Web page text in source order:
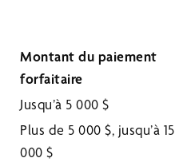
Montant du paiement
forfaitaire
Jusqu’à 5 000 $
Plus de 5 000 $, jusqu’à 15
000 $